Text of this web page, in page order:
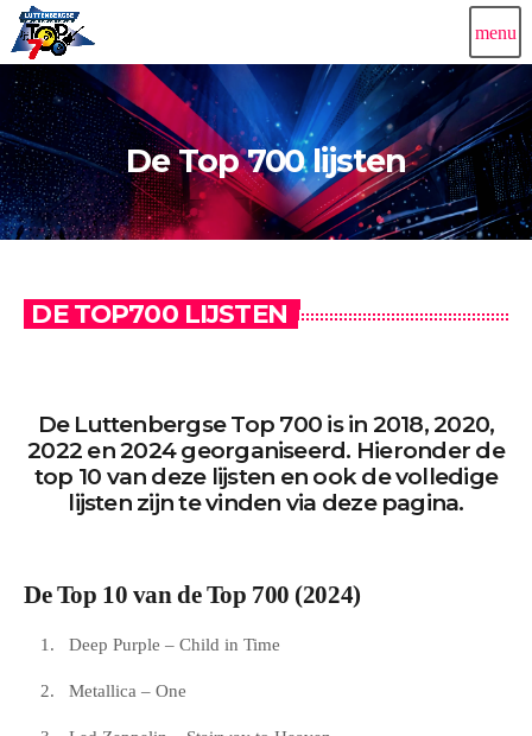
menu
De Top 700 lijsten
DE TOP700 LIJSTEN
De Luttenbergse Top 700 is in 2018, 2020,
2022 en 2024 georganiseerd. Hieronder de
top 10 van deze lijsten en ook de volledige
lijsten zijn te vinden via deze pagina.
De Top 10 van de Top 700 (2024)
Deep Purple – Child in Time
Metallica – One